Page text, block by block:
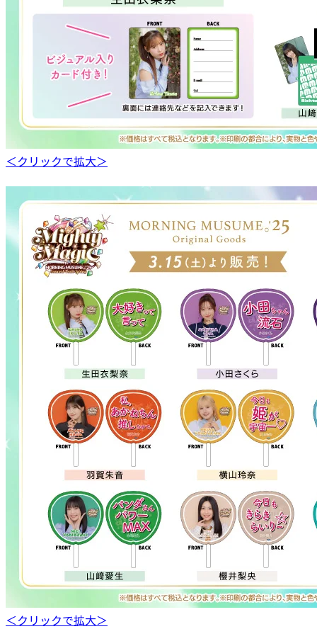
＜クリックで拡大＞
＜クリックで拡大＞